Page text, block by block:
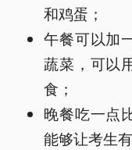
和鸡蛋；
午餐可以加
蔬菜，可以
食；
晚餐吃一点
能够让考生